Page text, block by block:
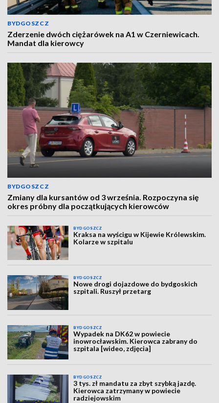
BYDGOSZCZ
Zderzenie dwóch ciężarówek na A1 w Czerniewicach.
Mandat dla kierowcy
BYDGOSZCZ
Zmiany dla kursantów od 3 września. Rozpoczyna się
okres próbny dla początkujących kierowców
BYDGOSZCZ
Kraksa na wyścigu w Kijewie Królewskim.
Kolarze w szpitalu
BYDGOSZCZ
Nowe drogi dojazdowe do bydgoskich
szpitali. Ruszył przetarg
BYDGOSZCZ
Wypadek na DK62 w powiecie
inowrocławskim. Kierowca zabrany do
szpitala [wideo, zdjęcia]
BYDGOSZCZ
3 tys. zł mandatu za zbyt szybką jazdę.
Kierowca zatrzymany w powiecie
radziejowskim